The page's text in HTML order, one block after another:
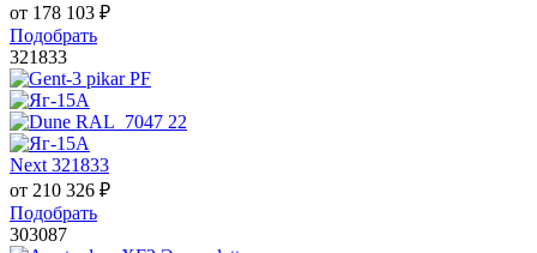
от 178 103 ₽
Подобрать
321833
Next 321833
от 210 326 ₽
Подобрать
303087